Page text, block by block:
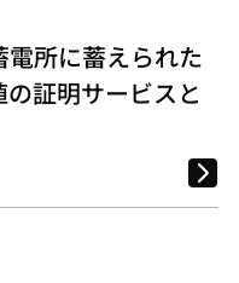
電所に蓄えられた
証明サービスと